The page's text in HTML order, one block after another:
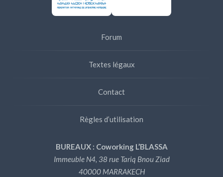
Forum
Textes légaux
Contact
Règles d’utilisation
BUREAUX : Coworking L’BLASSA
Immeuble N4, 38 rue Tariq Bnou Ziad
40000 MARRAKECH